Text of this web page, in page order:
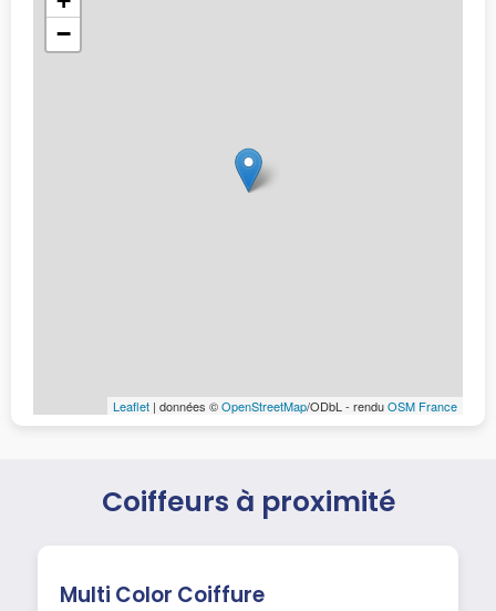
−
Leaflet | données ©OpenStreetMap/ODbL - renduOSM France
Coiffeurs à proximité
Multi Color Coiffure